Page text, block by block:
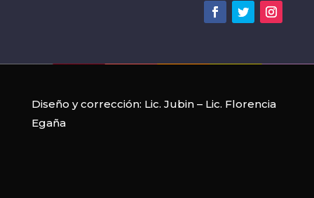
Diseño y corrección: Lic. Jubin– Lic. Florencia
Egaña